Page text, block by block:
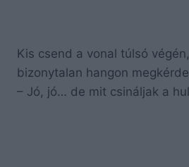
Kis csend a vonal túlsó
bizonytalan hangon
– Jó, jó… de mit csináljak a